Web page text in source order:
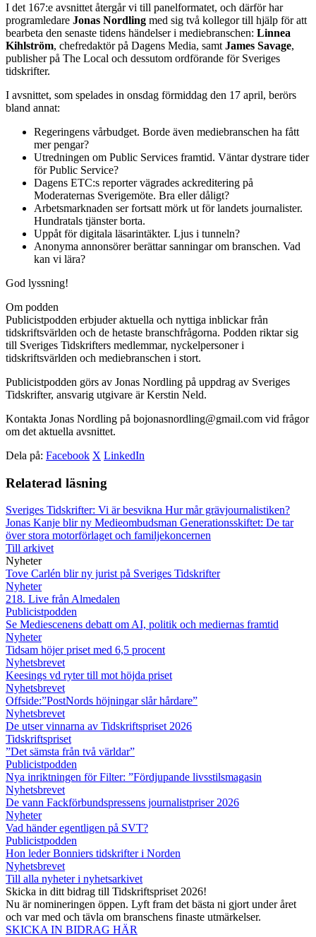
I det 167:e avsnittet återgår vi till panelformatet, och därför har
programledare Jonas Nordling med sig två kollegor till hjälp för att
bearbeta den senaste tidens händelser i mediebranschen: Linnea
Kihlström, chefredaktör på Dagens Media, samt James Savage,
publisher på The Local och dessutom ordförande för Sveriges
tidskrifter.
I avsnittet, som spelades in onsdag förmiddag den 17 april, berörs
bland annat:
Regeringens vårbudget. Borde även mediebranschen ha fått
mer pengar?
Utredningen om Public Services framtid. Väntar dystrare tider
för Public Service?
Dagens ETC:s reporter vägrades ackreditering på
Moderaternas Sverigemöte. Bra eller dåligt?
Arbetsmarknaden ser fortsatt mörk ut för landets journalister.
Hundratals tjänster borta.
Uppåt för digitala läsarintäkter. Ljus i tunneln?
Anonyma annonsörer berättar sanningar om branschen. Vad
kan vi lära?
God lyssning!
Om podden
Publicistpodden erbjuder aktuella och nyttiga inblickar från
tidskriftsvärlden och de hetaste branschfrågorna. Podden riktar sig
till Sveriges Tidskrifters medlemmar, nyckelpersoner i
tidskriftsvärlden och mediebranschen i stort.
Publicistpodden görs av Jonas Nordling på uppdrag av Sveriges
Tidskrifter, ansvarig utgivare är Kerstin Neld.
Kontakta Jonas Nordling på bojonasnordling@gmail.com vid frågor
om det aktuella avsnittet.
Dela på: Facebook X LinkedIn
Relaterad läsning
Sveriges Tidskrifter: Vi är besvikna Hur mår grävjournalistiken?
Jonas Kanje blir ny Medieombudsman Generationsskiftet: De tar
över stora motorförlaget och familjekoncernen
Till arkivet
Nyheter
Tove Carlén blir ny jurist på Sveriges Tidskrifter
Nyheter
218. Live från Almedalen
Publicistpodden
Se Mediescenens debatt om AI, politik och mediernas framtid
Nyheter
Tidsam höjer priset med 6,5 procent
Nyhetsbrevet
Keesings vd ryter till mot höjda priset
Nyhetsbrevet
Offside:”PostNords höjningar slår hårdare”
Nyhetsbrevet
De utser vinnarna av Tidskriftspriset 2026
Tidskriftspriset
”Det sämsta från två världar”
Publicistpodden
Nya inriktningen för Filter: ”Fördjupande livsstilsmagasin
Nyhetsbrevet
De vann Fackförbundspressens journalistpriser 2026
Nyheter
Vad händer egentligen på SVT?
Publicistpodden
Hon leder Bonniers tidskrifter i Norden
Nyhetsbrevet
Till alla nyheter i nyhetsarkivet
Skicka in ditt bidrag till Tidskriftspriset 2026!
Nu är nomineringen öppen. Lyft fram det bästa ni gjort under året
och var med och tävla om branschens finaste utmärkelser.
SKICKA IN BIDRAG HÄR